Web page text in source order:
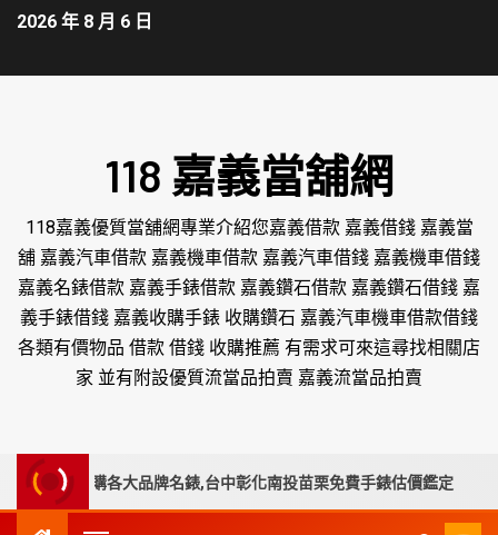
2026 年 8 月 6 日
118 嘉義當舖網
118嘉義優質當舖網專業介紹您嘉義借款 嘉義借錢 嘉義當
舖 嘉義汽車借款 嘉義機車借款 嘉義汽車借錢 嘉義機車借錢
嘉義名錶借款 嘉義手錶借款 嘉義鑽石借款 嘉義鑽石借錢 嘉
義手錶借錢 嘉義收購手錶 收購鑽石 嘉義汽車機車借款借錢
各類有價物品 借款 借錢 收購推薦 有需求可來這尋找相關店
家 並有附設優質流當品拍賣 嘉義流當品拍賣
專業收購各大品牌名錶,台中彰化南投苗栗免費手錶估價鑑定